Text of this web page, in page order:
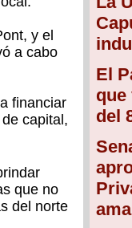
El
que
del
y el
a cabo
financiar
capital,
que no
del norte